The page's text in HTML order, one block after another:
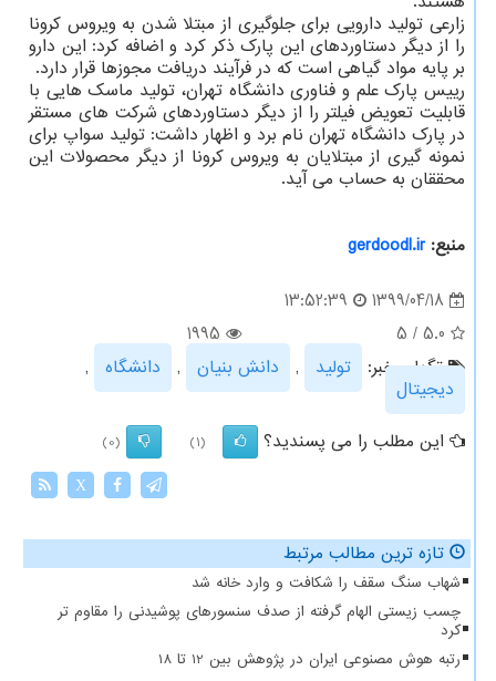
زارعی تولید دارویی برای جلوگیری از مبتلا شدن به ویروس کرونا
را از دیگر دستاوردهای این پارک ذکر کرد و اضافه کرد: این دارو
بر پایه مواد گیاهی است که در فرآیند دریافت مجوزها قرار دارد.
رییس پارک علم و فناوری دانشگاه تهران، تولید ماسک هایی با
قابلیت تعویض فیلتر را از دیگر دستاوردهای شرکت های مستقر
در پارک دانشگاه تهران نام برد و اظهار داشت: تولید سواپ برای
نمونه گیری از مبتلایان به ویروس کرونا از دیگر محصولات این
محققان به حساب می آید.
منبع:gerdoodl.ir
1399/04/18
13:52:39
5.0
/
5
1995
تگهای خبر:
تولید , دانش بنیان , دانشگاه
,
دیجیتال
این مطلب را می پسندید؟
(1)
(0)
X
تازه ترین مطالب مرتبط
شهاب سنگ سقف را شکافت و وارد خانه شد
چسب زیستی الهام گرفته از صدف سنسورهای پوشیدنی را مقاوم تر
کرد
رتبه هوش مصنوعی ایران در پژوهش بین 12 تا 18